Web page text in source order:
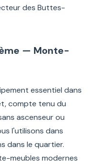
des Buttes-
— Monte-
essentiel dans
compte tenu du
ascenseur ou
l'utilisons dans
dans le quartier.
meubles modernes